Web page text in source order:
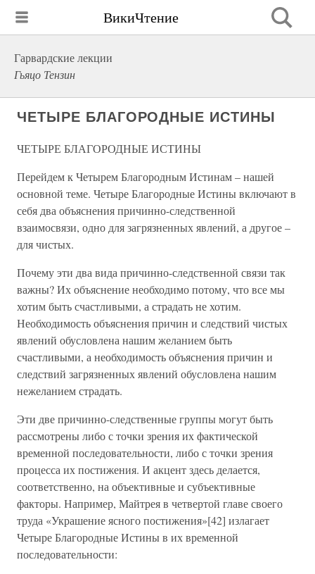
ВикиЧтение
Гарвардские лекции
Гьяцо Тензин
ЧЕТЫРЕ БЛАГОРОДНЫЕ ИСТИНЫ
ЧЕТЫРЕ БЛАГОРОДНЫЕ ИСТИНЫ
Перейдем к Четырем Благородным Истинам – нашей
основной теме. Четыре Благородные Истины включают в
себя два объяснения причинно-следственной
взаимосвязи, одно для загрязненных явлений, а другое –
для чистых.
Почему эти два вида причинно-следственной связи так
важны? Их объяснение необходимо потому, что все мы
хотим быть счастливыми, а страдать не хотим.
Необходимость объяснения причин и следствий чистых
явлений обусловлена нашим желанием быть
счастливыми, а необходимость объяснения причин и
следствий загрязненных явлений обусловлена нашим
нежеланием страдать.
Эти две причинно-следственные группы могут быть
рассмотрены либо с точки зрения их фактической
временной последовательности, либо с точки зрения
процесса их постижения. И акцент здесь делается,
соответственно, на объективные и субъективные
факторы. Например, Майтрея в четвертой главе своего
труда «Украшение ясного постижения»[42] излагает
Четыре Благородные Истины в их временной
последовательности: